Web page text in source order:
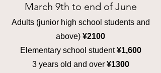
March 9th to end of June
Adults (junior high school students and
above) ¥2100
Elementary school student¥1,600
3 years old and over ¥1300